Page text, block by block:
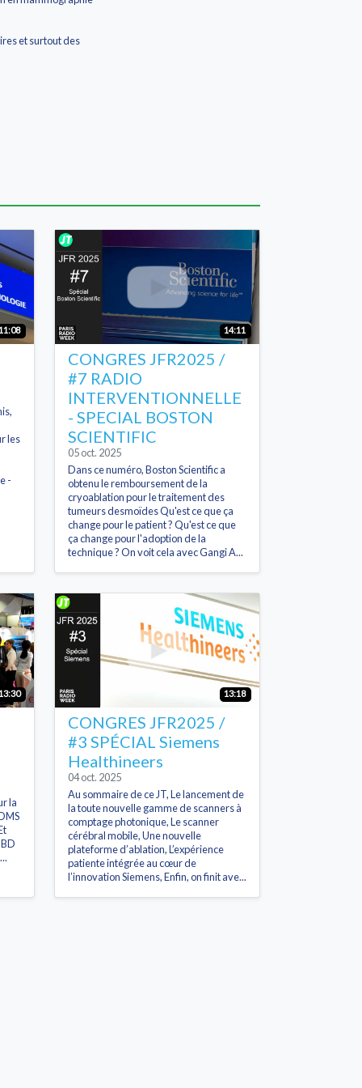
et surtout des
les
-
14:11
CONGRES JFR2025 /
#7 RADIO
INTERVENTIONNELLE
- SPECIAL BOSTON
SCIENTIFIC
05 oct. 2025
Dans ce numéro, Boston Scientific a
obtenu le remboursement de la
cryoablation pour le traitement des
tumeurs desmoïdes Qu'est ce que ça
change pour le patient ? Qu'est ce que
ça change pour l'adoption de la
technique ? On voit cela avec Gangi A...
la
13:18
CONGRES JFR2025 /
#3 SPÉCIAL Siemens
Healthineers
04 oct. 2025
Au sommaire de ce JT, Le lancement de
la toute nouvelle gamme de scanners à
comptage photonique, Le scanner
cérébral mobile, Une nouvelle
plateforme d’ablation, L’expérience
patiente intégrée au cœur de
l’innovation Siemens, Enfin, on finit ave...